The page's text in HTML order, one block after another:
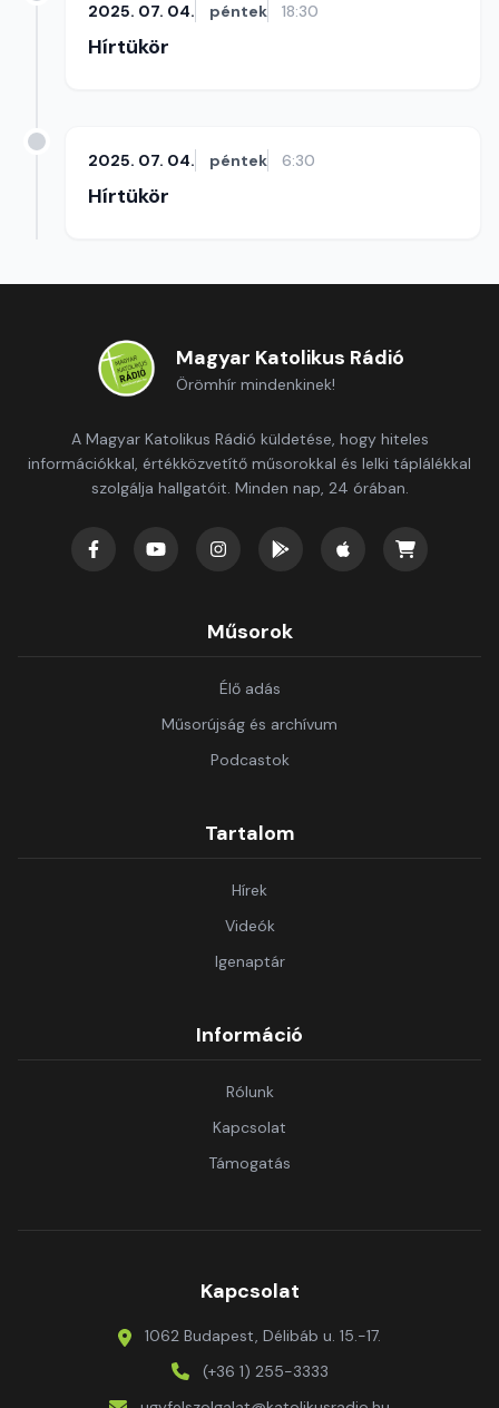
2025. 07. 04. péntek 18:30
Hírtükör
2025. 07. 04. péntek 6:30
Hírtükör
Magyar Katolikus Rádió
Örömhír mindenkinek!
A Magyar Katolikus Rádió küldetése, hogy hiteles
információkkal, értékközvetítő műsorokkal és lelki táplálékkal
szolgálja hallgatóit. Minden nap, 24 órában.
Műsorok
Élő adás
Műsorújság és archívum
Podcastok
Tartalom
Hírek
Videók
Igenaptár
Információ
Rólunk
Kapcsolat
Támogatás
Kapcsolat
1062 Budapest, Délibáb u. 15.-17.
(+36 1) 255-3333